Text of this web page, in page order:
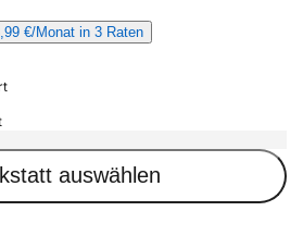
€/Monat in 3 Raten
auswählen